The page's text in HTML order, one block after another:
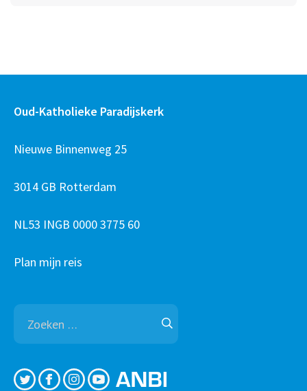
Oud-Katholieke Paradijskerk
Nieuwe Binnenweg 25
3014 GB Rotterdam
NL53 INGB 0000 3775 60
Plan mijn reis
Zoeken
naar: